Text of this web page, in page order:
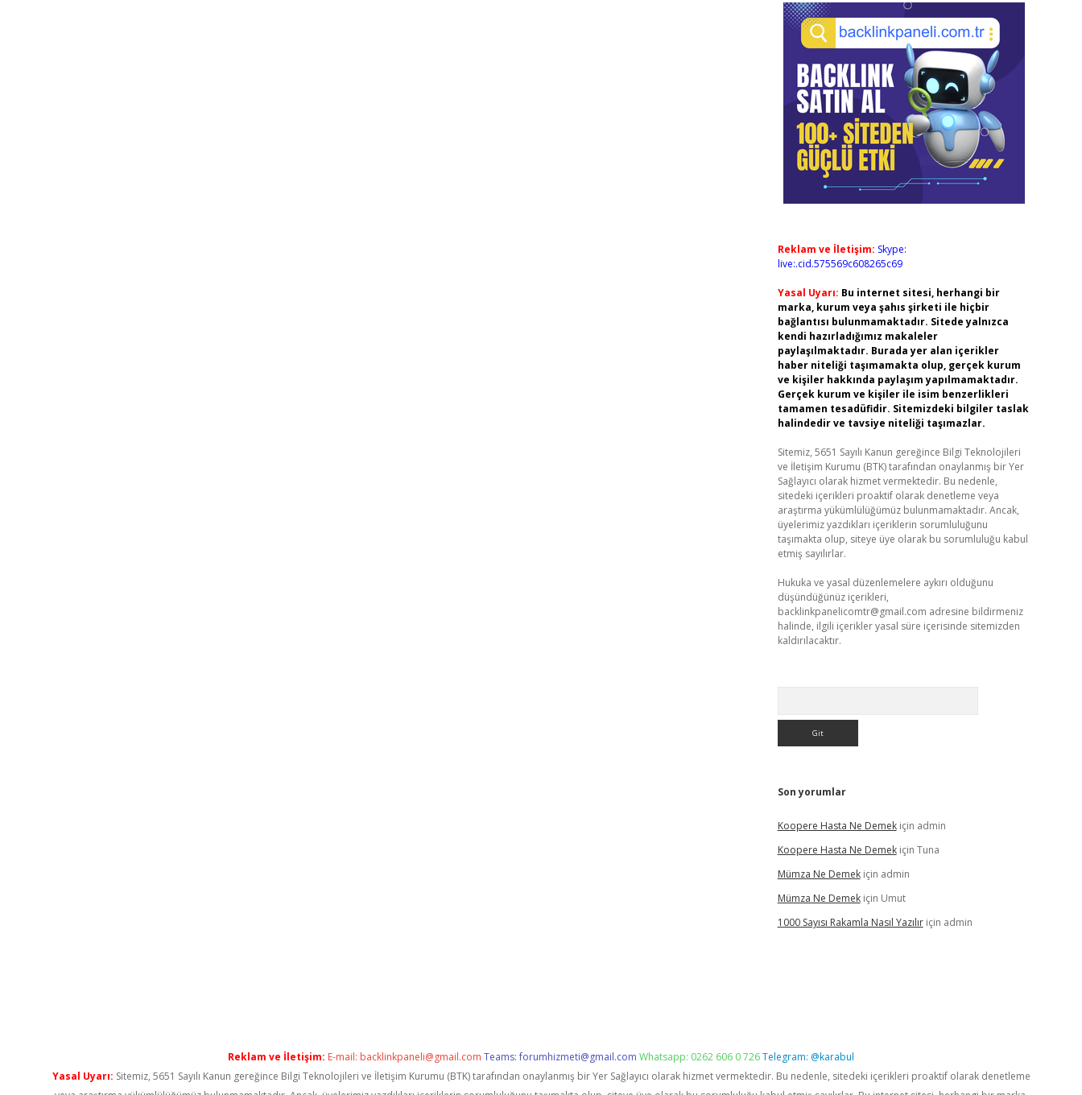
Reklam ve İletişim: Skype:
live:.cid.575569c608265c69
Yasal Uyarı: Bu internet sitesi, herhangi bir
marka, kurum veya şahıs şirketi ile hiçbir
bağlantısı bulunmamaktadır. Sitede yalnızca
kendi hazırladığımız makaleler
paylaşılmaktadır. Burada yer alan içerikler
haber niteliği taşımamakta olup, gerçek kurum
ve kişiler hakkında paylaşım yapılmamaktadır.
Gerçek kurum ve kişiler ile isim benzerlikleri
tamamen tesadüfidir. Sitemizdeki bilgiler taslak
halindedir ve tavsiye niteliği taşımazlar.
Sitemiz, 5651 Sayılı Kanun gereğince Bilgi Teknolojileri
ve İletişim Kurumu (BTK) tarafından onaylanmış bir Yer
Sağlayıcı olarak hizmet vermektedir. Bu nedenle,
sitedeki içerikleri proaktif olarak denetleme veya
araştırma yükümlülüğümüz bulunmamaktadır. Ancak,
üyelerimiz yazdıkları içeriklerin sorumluluğunu
taşımakta olup, siteye üye olarak bu sorumluluğu kabul
etmiş sayılırlar.
Hukuka ve yasal düzenlemelere aykırı olduğunu
düşündüğünüz içerikleri,
backlinkpanelicomtr@gmail.com adresine bildirmeniz
halinde, ilgili içerikler yasal süre içerisinde sitemizden
kaldırılacaktır.
Son yorumlar
Koopere Hasta Ne Demekiçin admin
Koopere Hasta Ne Demekiçin Tuna
Mümza Ne Demekiçin admin
Mümza Ne Demekiçin Umut
1000 Sayısı Rakamla Nasıl Yazılıriçin admin
Reklam ve İletişim: E-mail: backlinkpaneli@gmail.com Teams:forumhizmeti@gmail.com Whatsapp: 0262 606 0 726Telegram: @karabul
Yasal Uyarı: Sitemiz, 5651 Sayılı Kanun gereğince Bilgi Teknolojileri ve İletişim Kurumu (BTK) tarafından onaylanmış bir Yer Sağlayıcı olarak hizmet vermektedir. Bu nedenle, sitedeki içerikleri proaktif olarak denetleme